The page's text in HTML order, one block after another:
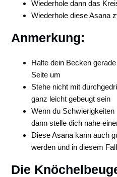
Wiederhole dann das
Wiederhole diese Asana
Anmerkung:
Halte dein Becken
Seite um
Stehe nicht mit
ganz leicht gebeugt sein
Wenn du
dann stelle dich nahe
Diese Asana kann auch
werden und in diesem
Die